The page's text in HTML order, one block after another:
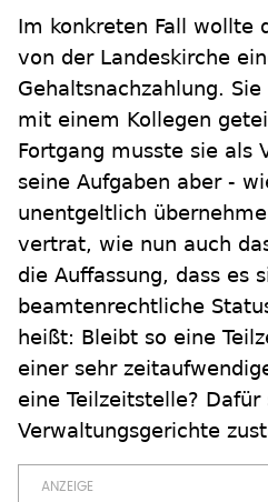
Im konkreten Fall wollte
von der Landeskirche
Gehaltsnachzahlung.
mit einem Kollegen
Fortgang musste sie als
seine Aufgaben aber -
unentgeltlich
vertrat, wie nun auch
die Auffassung, dass es
beamtenrechtliche
heißt: Bleibt so eine
einer sehr
eine Teilzeitstelle?
Verwaltungsgerichte